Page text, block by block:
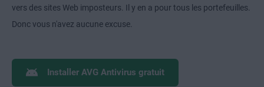
vers des sites Web imposteurs. Il y en a pour tous les portefeuilles.
Donc vous n'avez aucune excuse.
Installer AVG Antivirus gratuit